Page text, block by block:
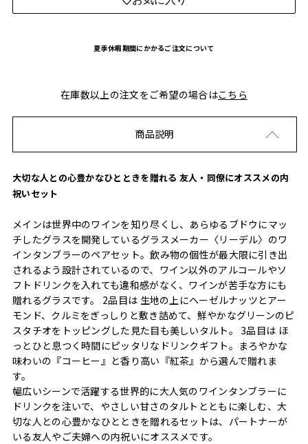
夏季休暇期間にかかるご注文について
在庫数以上の注文をご希望の場合はこちら
商品説明
大切な人との心豊かなひとときを贈れる 友人・同僚にオススメの内
祝いセット
メインは世界中のワインを知り尽くし、あらゆるブドウにマッ
チしたグラスを開発しているグラスメーカー〈リーデル〉のワ
インタンブラーのペアセット。飲み物の個性が最大限に引き出
されるよう設計されているので、ワイン以外のアルコールやソ
フトドリンクを入れても違和感がなく、ワインが苦手な方にも
贈れるグラスです。 2品目は 生地の上にヘーゼルナッツとアー
モンド、クルミをぎっしりと敷き詰めて、鮮やかなグリーンのピ
スタチオをトッピングした見た目も美しいタルト。 3品目は ほ
っとひと息つく時間にピッタリなドリンクギフト。まろやかな
味わいの『コーヒー』と香り高い『紅茶』から選んで贈れま
す。
幅広いシーンで活躍する世界的に大人気のワインタンブラーに
ドリンクを注いで、やさしい甘さのタルトとともに楽しむ、大
切な人との心豊かなひとときを贈れるセットは、パートナーが
いる友人やご夫婦への内祝いにオススメです。